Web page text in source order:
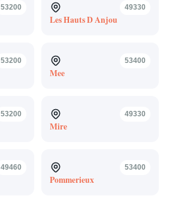
53200 49330
Les Hauts D Anjou
53200 53400
Mee
53200 49330
Mire
49460 53400
Pommerieux